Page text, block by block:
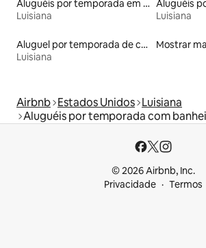
Aluguéis por temporada em hotéis-fazenda
Luisiana
Luisiana
Aluguel por temporada de casas-barco
Luisiana
Mostrar
Airbnb Estados Unidos Luisiana
Aluguéis por temporada com
© 2026 Airbnb, Inc.
Privacidade
Termos